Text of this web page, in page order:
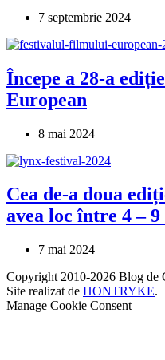
7 septembrie 2024
Începe a 28-a
European
8 mai 2024
Cea de-a doua
avea loc între 4 –
7 mai 2024
Copyright 2010-2026 Blog de
Site realizat de HONTRYKE.
Manage Cookie Consent